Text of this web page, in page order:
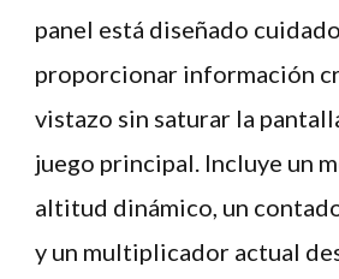
panel está diseñado
proporcionar información
vistazo sin saturar la
juego principal. Incluye un
altitud dinámico, un
y un multiplicador actual